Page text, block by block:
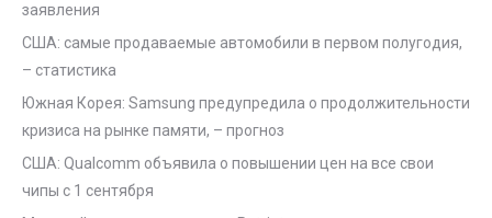
заявления
США: самые продаваемые автомобили в первом полугодия,
– статистика
Южная Корея: Samsung предупредила о продолжительности
кризиса на рынке памяти, – прогноз
США: Qualcomm объявила о повышении цен на все свои
чипы с 1 сентября